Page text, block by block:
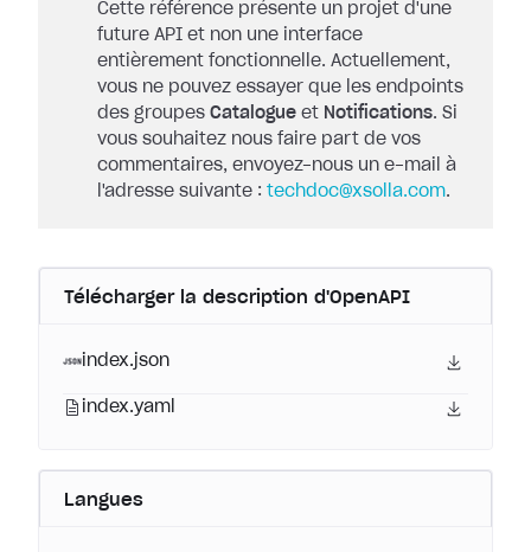
Cette référence présente un projet d'une
future API et non une interface
entièrement fonctionnelle. Actuellement,
vous ne pouvez essayer que les endpoints
des groupes Catalogue et Notifications. Si
vous souhaitez nous faire part de vos
commentaires, envoyez-nous un e-mail à
l'adresse suivante : techdoc@xsolla.com.
Télécharger la description d'OpenAPI
index.json
index.yaml
Langues